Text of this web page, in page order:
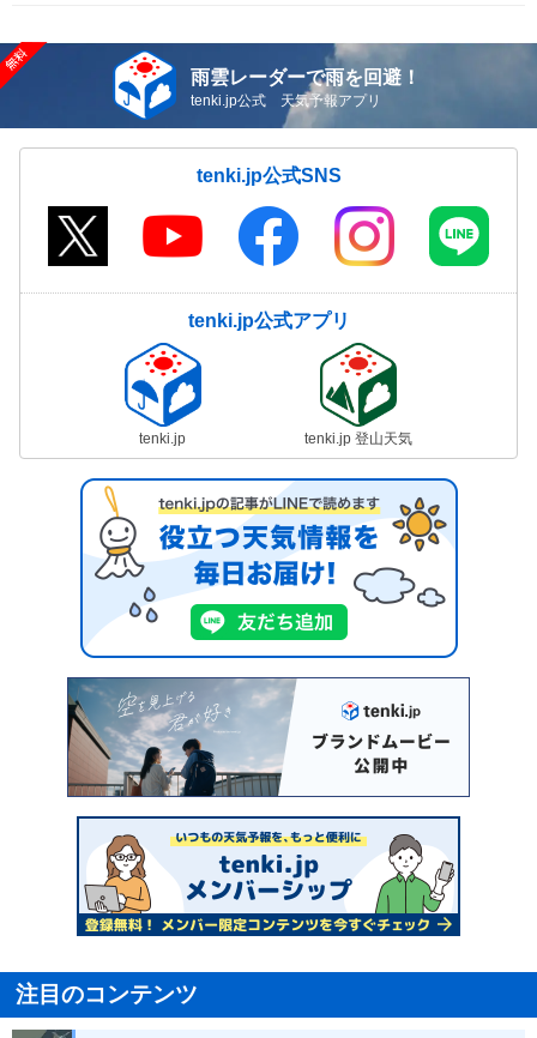
雨雲レーダーで雨を回避！
tenki.jp公式 天気予報アプリ
tenki.jp公式SNS
tenki.jp公式アプリ
tenki.jp tenki.jp 登山天気
注目のコンテンツ